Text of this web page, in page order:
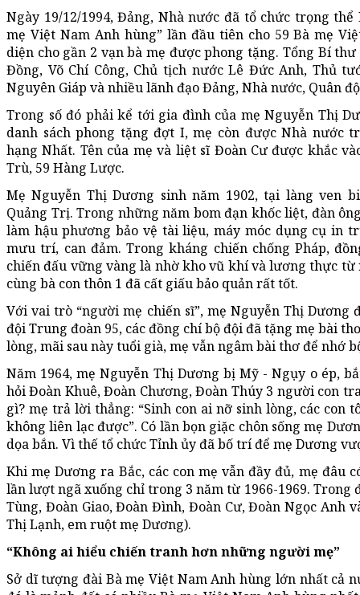
Ngày 19/12/1994, Đảng, Nhà nước đã tổ chức trọng
mẹ Việt Nam Anh hùng” lần đầu tiên cho 59 Bà mẹ
diện cho gần 2 vạn bà mẹ được phong tặng. Tổng Bí
Đồng, Võ Chí Công, Chủ tịch nước Lê Đức Anh, Thủ
Nguyên Giáp và nhiều lãnh đạo Đảng, Nhà nước, Quân
Trong số đó phải kể tới gia đình của mẹ Nguyễn Thị
danh sách phong tặng đợt I, mẹ còn được Nhà nước
hạng Nhất. Tên của mẹ và liệt sĩ Đoàn Cư được khắc
Trù, 59 Hàng Lược.
Mẹ Nguyễn Thị Dương sinh năm 1902, tại làng ven
Quảng Trị. Trong những năm bom đạn khốc liệt, đàn
làm hậu phương bảo vệ tài liệu, máy móc dụng cụ in
mưu trí, can đảm. Trong kháng chiến chống Pháp,
chiến đấu vững vàng là nhờ kho vũ khí và lương thực từ
cùng bà con thôn 1 đã cất giấu bảo quản rất tốt.
Với vai trò “người mẹ chiến sĩ”, mẹ Nguyễn Thị Dương
đội Trung đoàn 95, các đồng chí bộ đội đã tặng mẹ bài
lòng, mãi sau này tuổi già, mẹ vẫn ngâm bài thơ để nhớ
Năm 1964, mẹ Nguyễn Thị Dương bị Mỹ - Ngụy o ép,
hỏi Đoàn Khuê, Đoàn Chương, Đoàn Thúy 3 người con
gì? mẹ trả lời thẳng: “Sinh con ai nỡ sinh lòng, các con
không liên lạc được”. Có lần bọn giặc chôn sống mẹ
dọa bắn. Vì thế tổ chức Tỉnh ủy đã bố trí để mẹ Dương
Khi mẹ Dương ra Bắc, các con mẹ vẫn đầy đủ, mẹ đâu
lần lượt ngã xuống chỉ trong 3 năm từ 1966-1969. Trong
Tùng, Đoàn Giao, Đoàn Đình, Đoàn Cư, Đoàn Ngọc Anh
Thị Lạnh, em ruột mẹ Dương).
“Không ai hiểu chiến tranh hơn những người mẹ”
Sở dĩ tượng đài Bà mẹ Việt Nam Anh hùng lớn nhất cả